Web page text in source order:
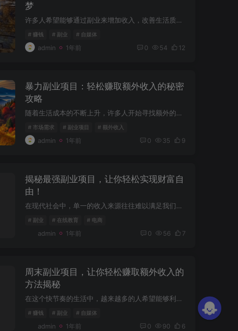
梦
许多人希望能够通过副业来增加收入，改善生活质量。市场上提供的副业项目种类繁多，如何选择合适的副业，成了很多人的难题。本文将为您揭示一些最赚钱的副业项目，帮助您轻松实现月薪过万的目标...
# 赚钱 # 副业 # 自媒体
admin 1年前 0 54 12
暴力副业项目：轻松赚取额外收入的秘密
攻略
随着生活成本的不断上升，许多人开始寻找额外的收入来源以缓解经济压力。在这个背景下，暴力副业项目应运而生，成为越来越多人的选择。本文将揭秘这种项目的优劣势，并提供一些实用，帮助你顺利...
# 市场需求 # 副业项目 # 额外收入
admin 1年前 0 35 9
揭秘最强副业项目，让你轻松实现财富自
由！
在现代社会中，单一的收入来源往往难以满足我们的生活需求。随着生活成本的不断攀升，越来越多的人开始寻找副业项目，以增加收入。在这里，我们将揭秘一些最强的副业项目，助你轻松实现财富自由...
# 副业 # 在线教育 # 电商
admin 1年前 0 56 7
周末副业项目，让你轻松赚取额外收入的
方法揭秘
在这个快节奏的生活中，越来越多的人希望能够利用周末的时间赚取额外的收入。无论是为了增加家庭开支，还是实现个人梦想，周末副业项目都是一个不错的选择。本文将为你介绍几种适合在周末进行的...
# 赚钱 # 副业 # 自媒体
admin 1年前 0 90 6